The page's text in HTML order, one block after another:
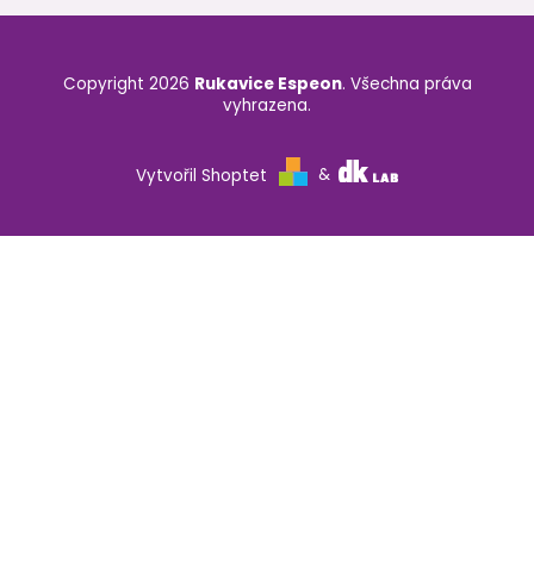
Vytvořil Shoptet &
Copyright 2026 Rukavice Espeon. Všechna práva
vyhrazena.